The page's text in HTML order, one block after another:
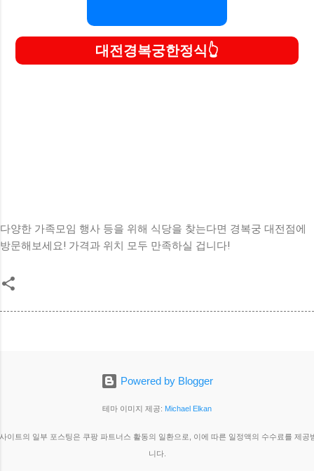
대전경복궁한정식
다양한 가족모임 행사 등을 위해 식당을 찾는다면 경복궁 대전점에
방문해보세요! 가격과 위치 모두 만족하실 겁니다!
Powered by Blogger
테마 이미지 제공: Michael Elkan
이트의 일부 포스팅은 쿠팡 파트너스 활동의 일환으로, 이에 따른 일정액의 수수료를 제공
니다.